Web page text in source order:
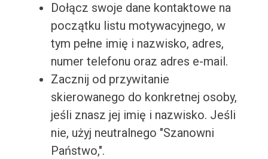
Dołącz swoje dane kontaktowe na
początku listu motywacyjnego, w
tym pełne imię i nazwisko, adres,
numer telefonu oraz adres e-mail.
Zacznij od przywitanie
skierowanego do konkretnej osoby,
jeśli znasz jej imię i nazwisko. Jeśli
nie, użyj neutralnego "Szanowni
Państwo,".